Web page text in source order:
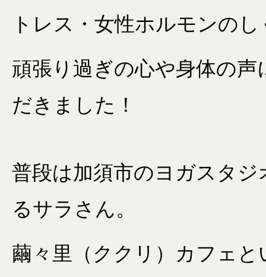
トレス・女性ホルモンの
頑張り過ぎの心や身体の
だきました！
普段は加須市のヨガスタ
るサラさん。
繭々里（ククリ）カフェ